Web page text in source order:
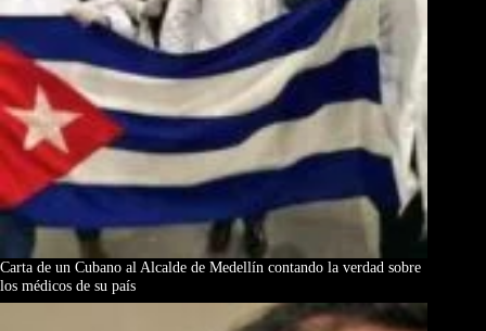
Carta de un Cubano al Alcalde de Medellín contando la verdad sobre
los médicos de su país